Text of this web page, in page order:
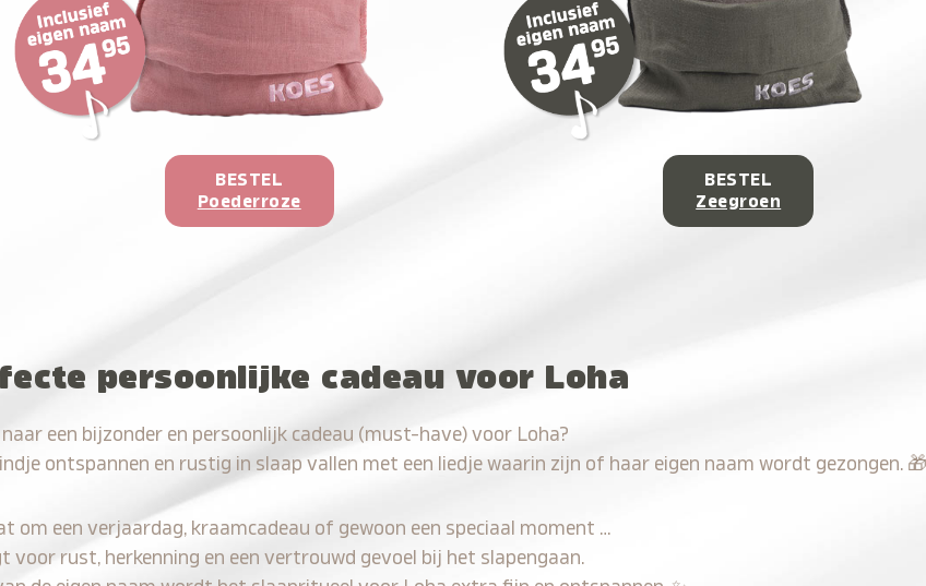
BESTEL
Poederroze
BESTEL
Zeegroen
persoonlijke cadeau voor Loha
naar een bijzonder en persoonlijk cadeau (must-have) voor Loha?
ontspannen en rustig in slaap vallen met een liedje waarin zijn of haar eigen naam wordt gezongen.
om een verjaardag, kraamcadeau of gewoon een speciaal moment …
voor rust, herkenning en een vertrouwd gevoel bij het slapengaan.